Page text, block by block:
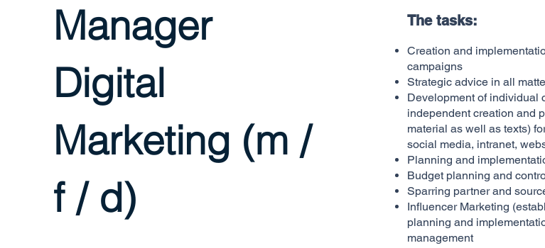
Manager
Digital
Marketing (m /
f / d)
The tasks:
Creation and
campaigns
Strategic advice in all
Development of individual
independent creation and
material as well as texts)
social media, intranet,
Planning and
Budget planning and
Sparring partner and
Influencer Marketing
planning and
management